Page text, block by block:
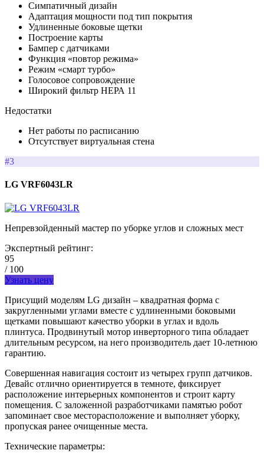
Симпатичный дизайн
Адаптация мощности под тип покрытия
Удлиненные боковые щетки
Построение карты
Бампер с датчиками
Функция «повтор режима»
Режим «смарт турбо»
Голосовое сопровождение
Широкий фильтр НЕРА 11
Недостатки
Нет работы по расписанию
Отсутствует виртуальная стена
#3
LG VRF6043LR
Непревзойденный мастер по уборке углов и сложных мест
Экспертный рейтинг:
95
/ 100
Узнать цену
Присущий моделям LG дизайн – квадратная форма с
закругленными углами вместе с удлиненными боковыми
щетками повышают качество уборки в углах и вдоль
плинтуса. Продвинутый мотор инверторного типа обладает
длительным ресурсом, на него производитель дает 10-летнюю
гарантию.
Совершенная навигация состоит из четырех групп датчиков.
Девайс отлично ориентируется в темноте, фиксирует
расположение интерьерных компонентов и строит карту
помещения. С заложенной разработчиками памятью робот
запоминает свое месторасположение и выполняет уборку,
пропуская ранее очищенные места.
Технические параметры: